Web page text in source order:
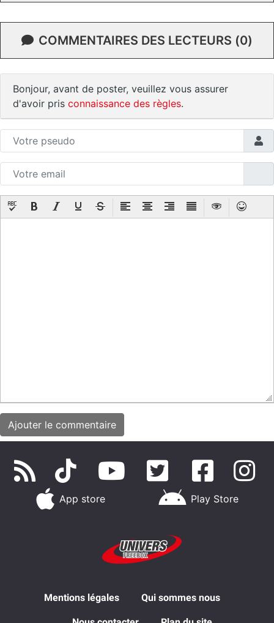
COMMENTAIRES DES LECTEURS (0)
Bonjour, avant de poster, veuillez vous assurer
d'avoir pris connaissance des règles.
App store Play Store
Mentions légales Qui sommes nous